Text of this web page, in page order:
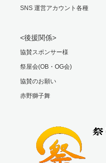
SNS 運営アカウント各種
<後援関係>
協賛スポンサー様
祭屋会(OB・OG会)
協賛のお願い
赤野獅子舞